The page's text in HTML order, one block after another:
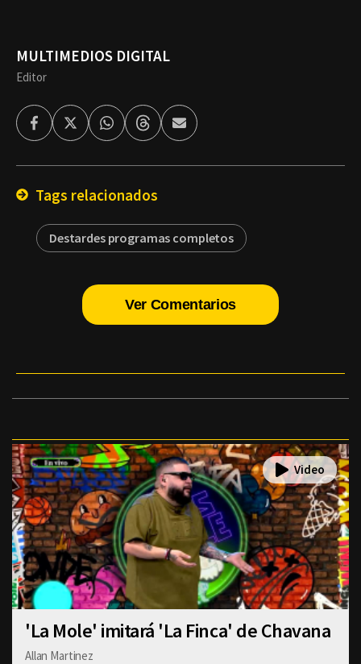
MULTIMEDIOS DIGITAL
Editor
FacebookTwitterWhatsappThreadsEnviar
por
Tags relacionados
Destardes programas completos
Ver Comentarios
'La Mole' imitará 'La Finca' de Chavana
Allan Martinez